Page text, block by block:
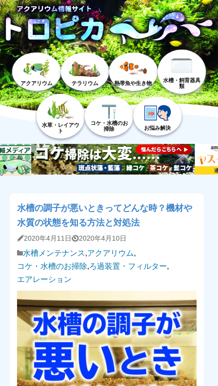
アクアリウム テラリウム 熱帯魚や生き物
水槽・飼育器具
類
水草・レイアウ
ト
コケ・水槽のお
掃除
お悩み解決
水槽の調子が悪いときってどんな時？機材や
水質の状態を知る方法と対処法
2020年4月11日 2020年4月10日
水槽メンテナンス,アクアリウム,
コケ・水槽のお掃除,ろ過装置・フィルター,
エアレーション